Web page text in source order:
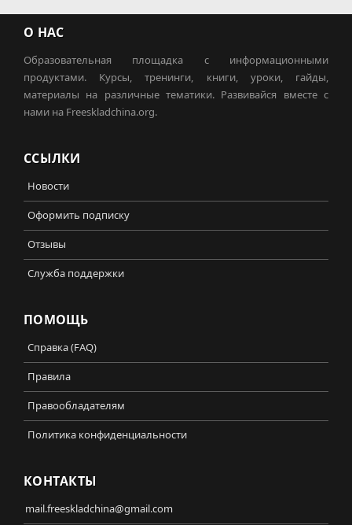
О НАС
Образовательная площадка с информационными
продуктами. Курсы, тренинги, книги, уроки, гайды,
материалы на различные тематики. Развивайся вместе с
нами на Freeskladchina.org.
ССЫЛКИ
Новости
Оформить подписку
Отзывы
Служба поддержки
ПОМОЩЬ
Справка (FAQ)
Правила
Правообладателям
Политика конфиденциальности
КОНТАКТЫ
mail.freeskladchina@gmail.com